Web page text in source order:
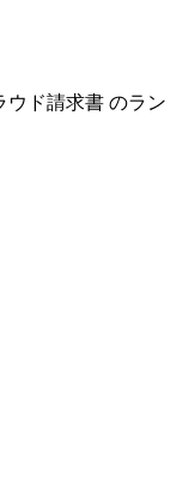
ド請求書 のラン